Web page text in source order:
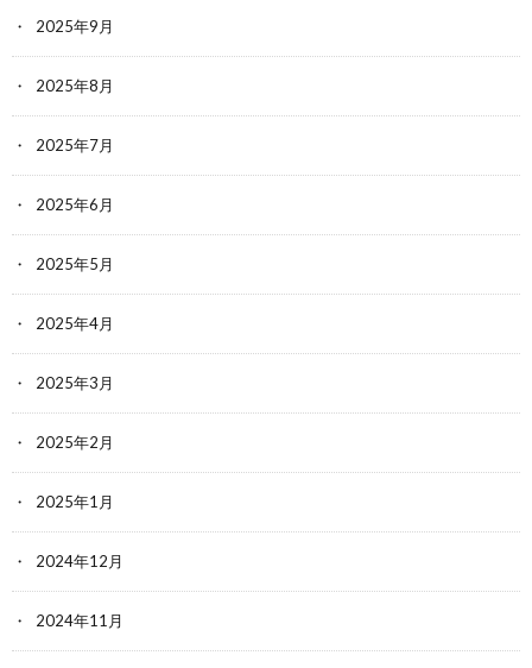
2025年9月
2025年8月
2025年7月
2025年6月
2025年5月
2025年4月
2025年3月
2025年2月
2025年1月
2024年12月
2024年11月